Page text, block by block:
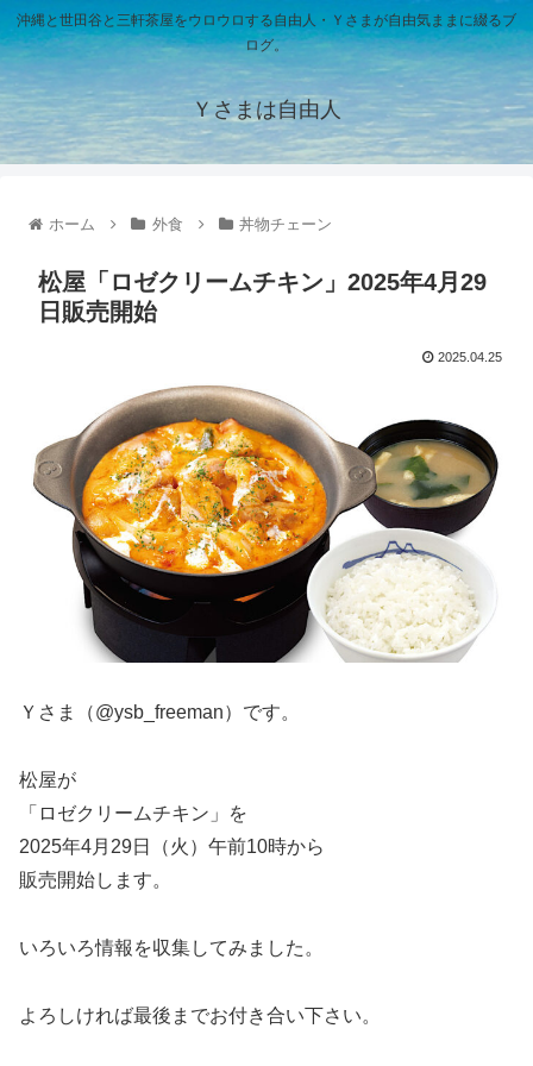
沖縄と世田谷と三軒茶屋をウロウロする自由人・Ｙさまが自由気ままに綴るブ
ログ。
Ｙさまは自由人
ホーム 外食 丼物チェーン
松屋「ロゼクリームチキン」2025年4月29
日販売開始
2025.04.25
Ｙさま（@ysb_freeman）です。
松屋が
「ロゼクリームチキン」を
2025年4月29日（火）午前10時から
販売開始します。
いろいろ情報を収集してみました。
よろしければ最後までお付き合い下さい。